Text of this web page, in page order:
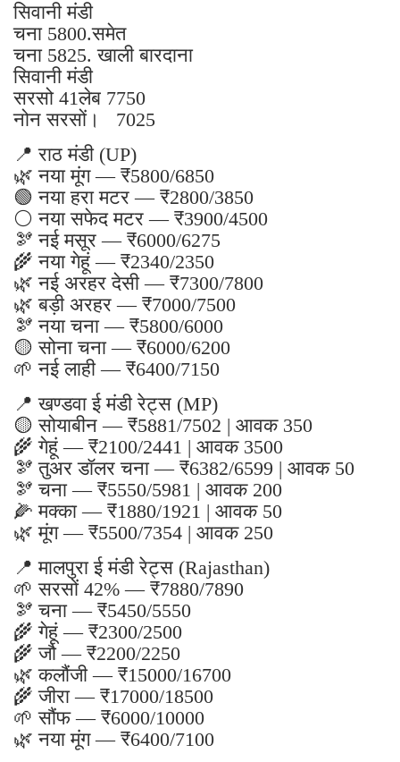
सिवानी मंडी
चना 5800.समेत
चना 5825. खाली बारदाना
सिवानी मंडी
सरसो 41लेब 7750
नोन सरसों। 7025
📍 राठ मंडी (UP)
🌿 नया मूंग — ₹5800/6850
🟢 नया हरा मटर — ₹2800/3850
⚪ नया सफेद मटर — ₹3900/4500
🫘 नई मसूर — ₹6000/6275
🌾 नया गेहूं — ₹2340/2350
🌿 नई अरहर देसी — ₹7300/7800
🌿 बड़ी अरहर — ₹7000/7500
🫘 नया चना — ₹5800/6000
🟡 सोना चना — ₹6000/6200
🌱 नई लाही — ₹6400/7150
📍 खण्डवा ई मंडी रेट्स (MP)
🟡 सोयाबीन — ₹5881/7502 | आवक 350
🌾 गेहूं — ₹2100/2441 | आवक 3500
🫘 तुअर डॉलर चना — ₹6382/6599 | आवक 50
🫘 चना — ₹5550/5981 | आवक 200
🌽 मक्का — ₹1880/1921 | आवक 50
🌿 मूंग — ₹5500/7354 | आवक 250
📍 मालपुरा ई मंडी रेट्स (Rajasthan)
🌱 सरसों 42% — ₹7880/7890
🫘 चना — ₹5450/5550
🌾 गेहूं — ₹2300/2500
🌾 जौ — ₹2200/2250
🌿 कलौंजी — ₹15000/16700
🌾 जीरा — ₹17000/18500
🌱 सौंफ — ₹6000/10000
🌿 नया मूंग — ₹6400/7100